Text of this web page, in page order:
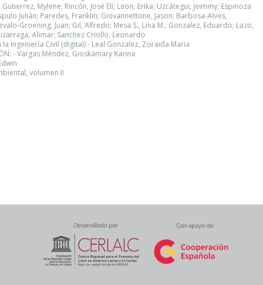
Mylene; Rincón, José Elí; Leon, Erika; Uzcátegui, Jeimmy; Espinoza
Julián; Paredes, Franklin; Giovannettone, Jason; Barbosa-Alves,
Groening, Juan; Gil, Alfredo; Mesa S., Lina M.; Gonzalez, Eduardo; Lazo,
Alimar; Sanchez Criollo, Leonardo
Ingeniería Civil (digital) - Leal Gonzalez, Zoraida Maria
- Vargas Méndez, Gioskamary Karina
volumen II